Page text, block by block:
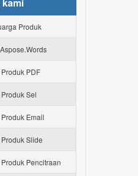
Produk
PDF
Sel
Email
Slide
Pencitraan